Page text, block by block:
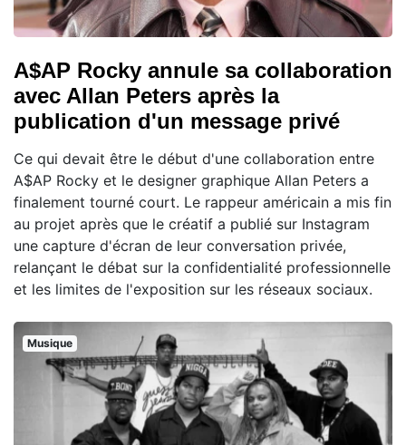
A$AP Rocky annule sa collaboration
avec Allan Peters après la
publication d'un message privé
Ce qui devait être le début d'une collaboration entre
A$AP Rocky et le designer graphique Allan Peters a
finalement tourné court. Le rappeur américain a mis fin
au projet après que le créatif a publié sur Instagram
une capture d'écran de leur conversation privée,
relançant le débat sur la confidentialité professionnelle
et les limites de l'exposition sur les réseaux sociaux.
Musique